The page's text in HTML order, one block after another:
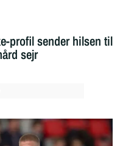
profil sender hilsen til
sejr